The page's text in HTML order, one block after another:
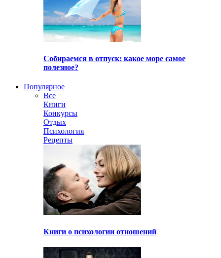
Собираемся в отпуск: какое море самое
полезное?
Популярное
Все
Книги
Конкурсы
Отдых
Психология
Рецепты
Книги о психологии отношений